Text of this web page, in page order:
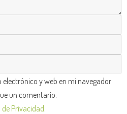
y web en mi navegador
un comentario.
Privacidad